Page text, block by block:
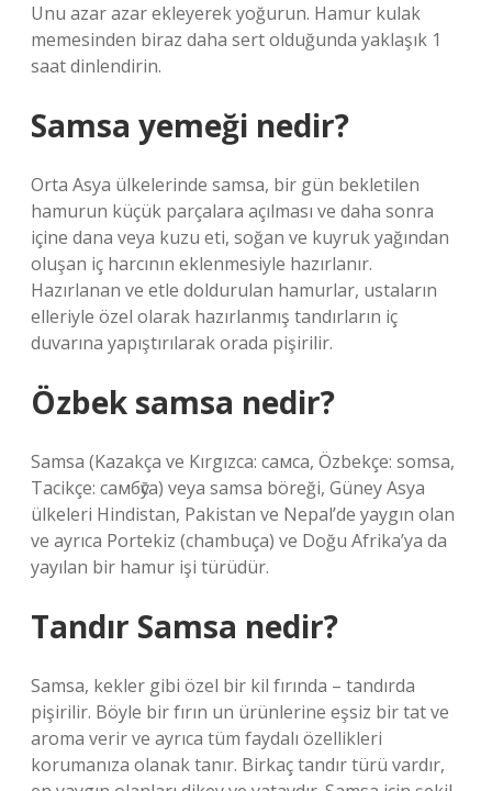
Unu azar azar ekleyerek yoğurun. Hamur kulak
memesinden biraz daha sert olduğunda yaklaşık 1
saat dinlendirin.
Samsa yemeği nedir?
Orta Asya ülkelerinde samsa, bir gün bekletilen
hamurun küçük parçalara açılması ve daha sonra
içine dana veya kuzu eti, soğan ve kuyruk yağından
oluşan iç harcının eklenmesiyle hazırlanır.
Hazırlanan ve etle doldurulan hamurlar, ustaların
elleriyle özel olarak hazırlanmış tandırların iç
duvarına yapıştırılarak orada pişirilir.
Özbek samsa nedir?
Samsa (Kazakça ve Kırgızca: самса, Özbekçe: somsa,
Tacikçe: самбӯса) veya samsa böreği, Güney Asya
ülkeleri Hindistan, Pakistan ve Nepal’de yaygın olan
ve ayrıca Portekiz (chambuça) ve Doğu Afrika’ya da
yayılan bir hamur işi türüdür.
Tandır Samsa nedir?
Samsa, kekler gibi özel bir kil fırında – tandırda
pişirilir. Böyle bir fırın un ürünlerine eşsiz bir tat ve
aroma verir ve ayrıca tüm faydalı özellikleri
korumanıza olanak tanır. Birkaç tandır türü vardır,